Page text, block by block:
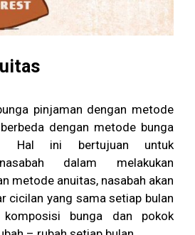
pinjaman dengan metode
dengan metode bunga
Hal ini bertujuan untuk
dalam melakukan
metode anuitas, nasabah akan
cicilan yang sama setiap bulan
bunga dan pokok